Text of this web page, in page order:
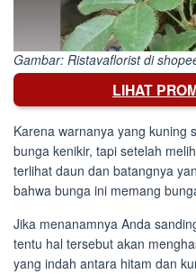
Gambar: Ristavaflorist di
LIHAT
Karena warnanya yang kuning
bunga kenikir, tapi setelah
terlihat daun dan batangnya
bahwa bunga ini memang
Jika menanamnya Anda
tentu hal tersebut akan
yang indah antara hitam dan